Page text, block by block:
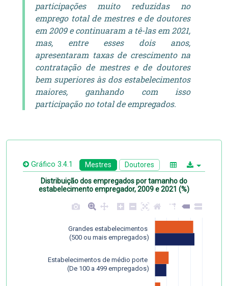
participações muito reduzidas no
emprego total de mestres e de doutores
em 2009 e continuaram a tê-las em 2021,
mas, entre esses dois anos,
apresentaram taxas de crescimento na
contratação de mestres e de doutores
bem superiores às dos estabelecimentos
maiores, ganhando com isso
participação no total de empregados.
Gráfico 3.4.1 Mestres Doutores
Distribuição dos empregados por tamanho do
estabelecimento empregador, 2009 e 2021 (%)
Estabelecimentos de médio porte
(De 100 a 499 empregados)
Grandes estabelecimentos
(500 ou mais empregados)